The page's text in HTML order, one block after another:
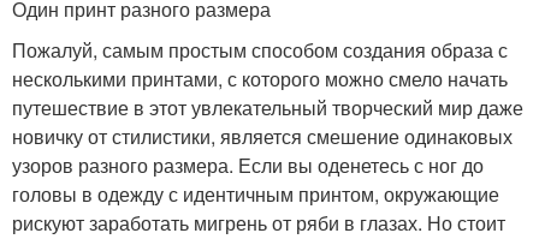
Один принт разного размера
Пожалуй, самым простым способом создания образа с
несколькими принтами, с которого можно смело начать
путешествие в этот увлекательный творческий мир даже
новичку от стилистики, является смешение одинаковых
узоров разного размера. Если вы оденетесь с ног до
головы в одежду с идентичным принтом, окружающие
рискуют заработать мигрень от ряби в глазах. Но стоит